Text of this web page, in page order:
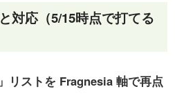
対応（5/15時点で打てる
リストを Fragnesia 軸で再点